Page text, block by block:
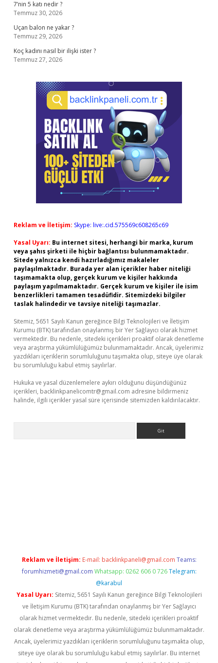
7’nin 5 katı nedir ?
Temmuz 30, 2026
Uçan balon ne yakar ?
Temmuz 29, 2026
Koç kadını nasıl bir ilişki ister ?
Temmuz 27, 2026
Reklam ve İletişim: Skype: live:.cid.575569c608265c69
Yasal Uyarı: Bu internet sitesi, herhangi bir marka, kurum
veya şahıs şirketi ile hiçbir bağlantısı bulunmamaktadır.
Sitede yalnızca kendi hazırladığımız makaleler
paylaşılmaktadır. Burada yer alan içerikler haber niteliği
taşımamakta olup, gerçek kurum ve kişiler hakkında
paylaşım yapılmamaktadır. Gerçek kurum ve kişiler ile isim
benzerlikleri tamamen tesadüfidir. Sitemizdeki bilgiler
taslak halindedir ve tavsiye niteliği taşımazlar.
Sitemiz, 5651 Sayılı Kanun gereğince Bilgi Teknolojileri ve İletişim
Kurumu (BTK) tarafından onaylanmış bir Yer Sağlayıcı olarak hizmet
vermektedir. Bu nedenle, sitedeki içerikleri proaktif olarak denetleme
veya araştırma yükümlülüğümüz bulunmamaktadır. Ancak, üyelerimiz
yazdıkları içeriklerin sorumluluğunu taşımakta olup, siteye üye olarak
bu sorumluluğu kabul etmiş sayılırlar.
Hukuka ve yasal düzenlemelere aykırı olduğunu düşündüğünüz
içerikleri, backlinkpanelicomtr@gmail.com adresine bildirmeniz
halinde, ilgili içerikler yasal süre içerisinde sitemizden kaldırılacaktır.
Reklam ve İletişim: E-mail: backlinkpaneli@gmail.com Teams:
forumhizmeti@gmail.com Whatsapp: 0262 606 0 726 Telegram:
@karabul
Yasal Uyarı: Sitemiz, 5651 Sayılı Kanun gereğince Bilgi Teknolojileri
ve İletişim Kurumu (BTK) tarafından onaylanmış bir Yer Sağlayıcı
olarak hizmet vermektedir. Bu nedenle, sitedeki içerikleri proaktif
olarak denetleme veya araştırma yükümlülüğümüz bulunmamaktadır.
Ancak, üyelerimiz yazdıkları içeriklerin sorumluluğunu taşımakta olup,
siteye üye olarak bu sorumluluğu kabul etmiş sayılırlar. Bu internet